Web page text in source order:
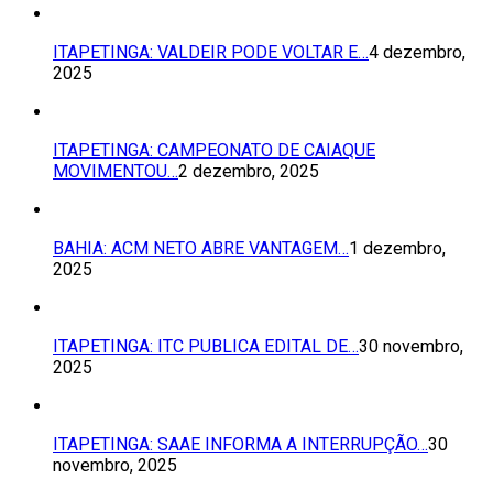
ITAPETINGA: VALDEIR PODE VOLTAR E…4 dezembro,
2025
ITAPETINGA: CAMPEONATO DE CAIAQUE
MOVIMENTOU…2 dezembro, 2025
BAHIA: ACM NETO ABRE VANTAGEM…1 dezembro,
2025
ITAPETINGA: ITC PUBLICA EDITAL DE…30 novembro,
2025
ITAPETINGA: SAAE INFORMA A INTERRUPÇÃO…30
novembro, 2025